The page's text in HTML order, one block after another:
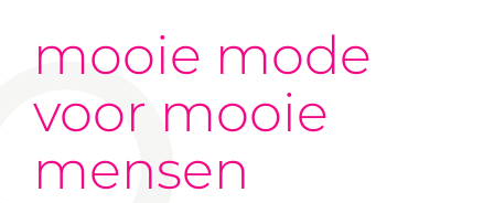
mooie mode
voor mooie
mensen